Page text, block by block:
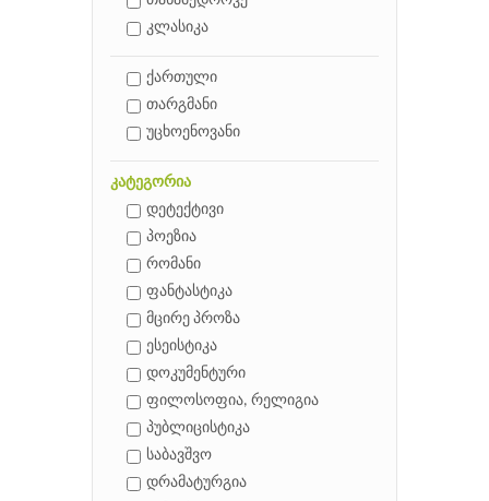
კლასიკა
ქართული
თარგმანი
უცხოენოვანი
კატეგორია
დეტექტივი
პოეზია
რომანი
ფანტასტიკა
მცირე პროზა
ესეისტიკა
დოკუმენტური
ფილოსოფია, რელიგია
პუბლიცისტიკა
საბავშვო
დრამატურგია